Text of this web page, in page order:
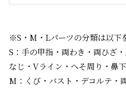
※S・M・Lパーツの分類は以下
S：手の甲指・両わき・両ひざ
なじ・Vライン・へそ周り・鼻
M：くび・バスト・デコルテ・